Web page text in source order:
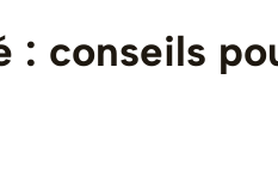
: conseils